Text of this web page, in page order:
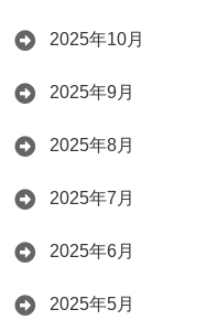
2025年10月
2025年9月
2025年8月
2025年7月
2025年6月
2025年5月